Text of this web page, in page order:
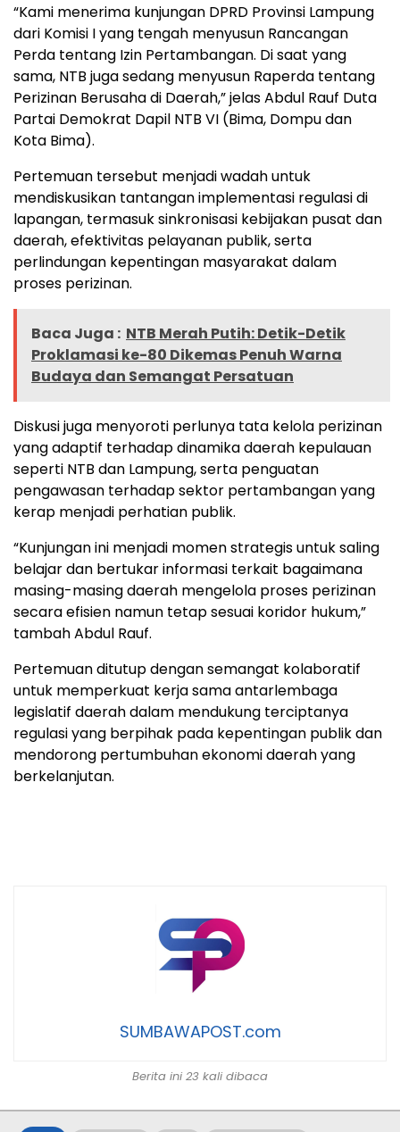
“Kami menerima kunjungan DPRD Provinsi Lampung
dari Komisi I yang tengah menyusun Rancangan
Perda tentang Izin Pertambangan. Di saat yang
sama, NTB juga sedang menyusun Raperda tentang
Perizinan Berusaha di Daerah,” jelas Abdul Rauf Duta
Partai Demokrat Dapil NTB VI (Bima, Dompu dan
Kota Bima).
Pertemuan tersebut menjadi wadah untuk
mendiskusikan tantangan implementasi regulasi di
lapangan, termasuk sinkronisasi kebijakan pusat dan
daerah, efektivitas pelayanan publik, serta
perlindungan kepentingan masyarakat dalam
proses perizinan.
Baca Juga : NTB Merah Putih: Detik-Detik
Proklamasi ke-80 Dikemas Penuh Warna
Budaya dan Semangat Persatuan
Diskusi juga menyoroti perlunya tata kelola perizinan
yang adaptif terhadap dinamika daerah kepulauan
seperti NTB dan Lampung, serta penguatan
pengawasan terhadap sektor pertambangan yang
kerap menjadi perhatian publik.
“Kunjungan ini menjadi momen strategis untuk saling
belajar dan bertukar informasi terkait bagaimana
masing-masing daerah mengelola proses perizinan
secara efisien namun tetap sesuai koridor hukum,”
tambah Abdul Rauf.
Pertemuan ditutup dengan semangat kolaboratif
untuk memperkuat kerja sama antarlembaga
legislatif daerah dalam mendukung terciptanya
regulasi yang berpihak pada kepentingan publik dan
mendorong pertumbuhan ekonomi daerah yang
berkelanjutan.
SUMBAWAPOST.com
Berita ini 23 kali dibaca